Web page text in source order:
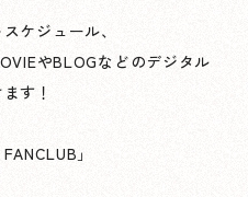
ケジュール、
やBLOGなどのデジタル
す！
」